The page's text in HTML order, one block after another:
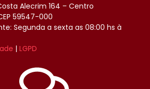
Alecrim 164 – Centro
59547-000
Segunda a sexta as 08:00 hs à
| LGPD